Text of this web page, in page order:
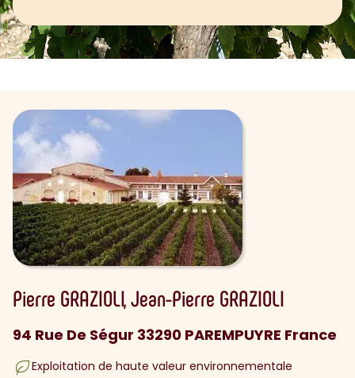
Pierre GRAZIOLI Jean-Pierre GRAZIOLI
94 Rue De Ségur 33290 PAREMPUYRE France
Exploitation de haute valeur environnementale